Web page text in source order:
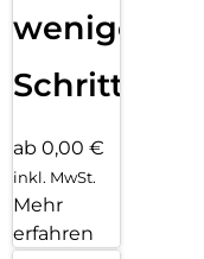
wenigen
Schritten
ab 0,00 €
inkl. MwSt.
Mehr
erfahren